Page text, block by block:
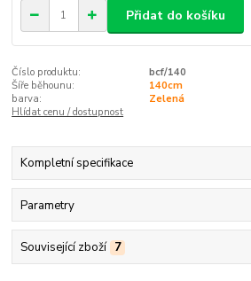
Přidat do košíku
Číslo produktu:
bcf/140
Šíře běhounu:
140cm
barva:
Zelená
Hlídat cenu / dostupnost
Kompletní specifikace
Parametry
Související zboží 7